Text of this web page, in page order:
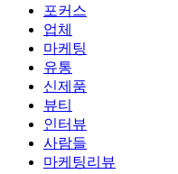
포커스
업체
마케팅
유통
신제품
뷰티
인터뷰
사람들
마케팅리뷰